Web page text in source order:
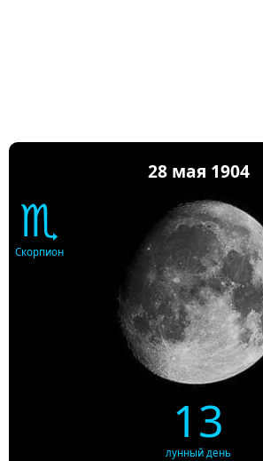
28 мая 1904
♏
Скорпион
13
лунный день